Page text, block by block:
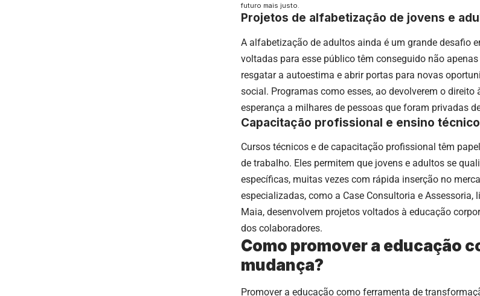
futuro mais justo.
Projetos de alfabetização de jovens e
A alfabetização de adultos ainda é um grande desafio
voltadas para esse público têm conseguido não
resgatar a autoestima e abrir portas para novas
social. Programas como esses, ao devolverem o direito
esperança a milhares de pessoas que foram privadas
Capacitação profissional e ensino técnico
Cursos técnicos e de capacitação profissional têm
de trabalho. Eles permitem que jovens e adultos se
específicas, muitas vezes com rápida inserção no
especializadas, como a Case Consultoria e Assessoria,
Maia, desenvolvem projetos voltados à educação
dos colaboradores.
Como promover a educação
mudança?
Promover a educação como ferramenta de